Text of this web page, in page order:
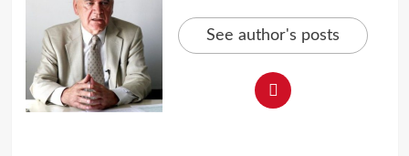
See author's posts